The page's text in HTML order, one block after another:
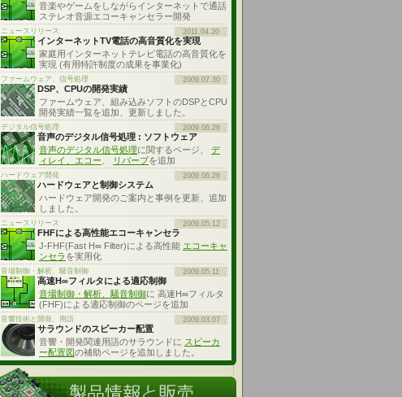
音楽やゲームをしながらインターネットで通話
ステレオ音源エコーキャンセラー開発
ニュースリリース 2011.04.20
インターネットTV電話の高音質化を実現
家庭用インターネットテレビ電話の高音質化を
実現 (有用特許制度の成果を事業化)
ファームウェア、信号処理 2009.07.30
DSP、CPUの開発実績
ファームウェア、組み込みソフトのDSPとCPU
開発実績一覧を追加、更新しました。
デジタル信号処理 2009.06.26
音声のデジタル信号処理 : ソフトウェア
音声のデジタル信号処理に関するページ、 デ
ィレイ、エコー
リバーブを追加
ハードウェア開発 2009.06.26
ハードウェアと制御システム
ハードウェア開発のご案内と事例を更新、追加
しました。
ニュースリリース 2009.05.12
FHFによる高性能エコーキャンセラ
J-FHF(Fast H∞ Filter)による高性能 エコーキャ
ンセラ を実用化
音場制御・解析、騒音制御 2009.05.11
高速H∞フィルタによる適応制御
音場制御・解析、騒音制御に 高速H∞フィルタ
(FHF)による適応制御のページを追加
音響技術と開発、用語 2009.03.07
サラウンドのスピーカー配置
音響・開発関連用語のサラウンドに スピーカ
ー配置図の補助ページを追加しました。